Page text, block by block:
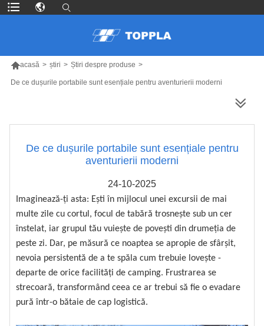
acasă > știri > Știri despre produse >
De ce dușurile portabile sunt esențiale pentru aventurierii moderni
De ce dușurile portabile sunt esențiale pentru
aventurierii moderni
24-10-2025
Imaginează-ți asta: Ești în mijlocul unei excursii de mai
multe zile cu cortul, focul de tabără trosnește sub un cer
înstelat, iar grupul tău vuiește de povești din drumeția de
peste zi. Dar, pe măsură ce noaptea se apropie de sfârșit,
nevoia persistentă de a te spăla cum trebuie lovește -
departe de orice facilități de camping. Frustrarea se
strecoară, transformând ceea ce ar trebui să fie o evadare
pură într-o bătaie de cap logistică.